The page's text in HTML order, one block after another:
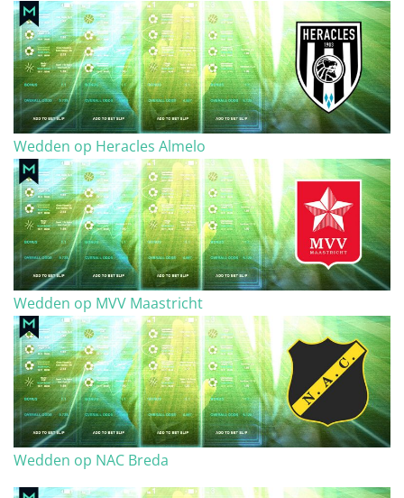
Wedden op Heracles Almelo
Wedden op MVV Maastricht
Wedden op NAC Breda